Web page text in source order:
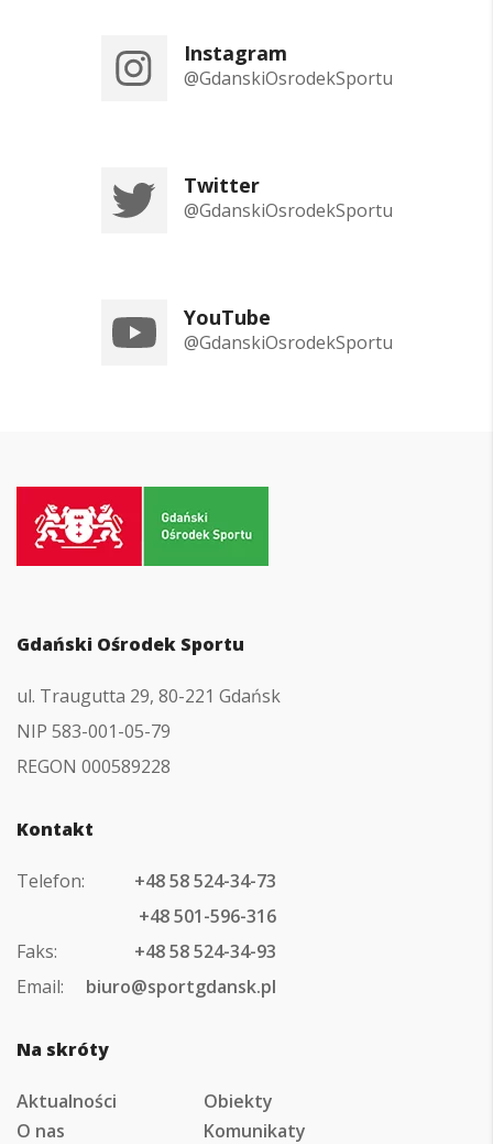
Instagram
@GdanskiOsrodekSportu
Twitter
@GdanskiOsrodekSportu
YouTube
@GdanskiOsrodekSportu
strony
Gdański Ośrodek Sportu
ul. Traugutta 29, 80-221 Gdańsk
NIP 583-001-05-79
REGON 000589228
Kontakt
Telefon:
+48 58 524-34-73
+48 501-596-316
Faks:
+48 58 524-34-93
Email:
biuro@sportgdansk.pl
Na skróty
Aktualności
Obiekty
O nas
Komunikaty